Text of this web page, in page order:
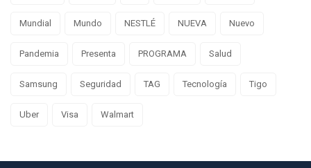
Mundial Mundo NESTLÉ NUEVA Nuevo
Pandemia Presenta PROGRAMA Salud
Samsung Seguridad TAG Tecnología Tigo
Uber Visa Walmart